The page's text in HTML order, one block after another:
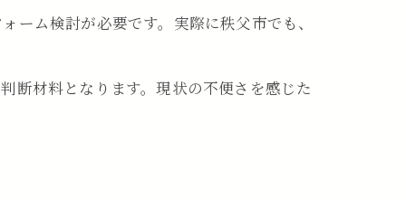
ム検討が必要です。実際に秩父市でも、
断材料となります。現状の不便さを感じた